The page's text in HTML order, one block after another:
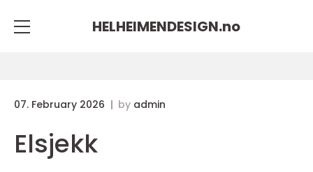
HELHEIMENDESIGN.no
07. February 2026 by admin
Elsjekk